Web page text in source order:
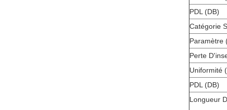
PDL (DB)
Catégorie
Paramètre
Perte
Uniformité
PDL (DB)
Longueur